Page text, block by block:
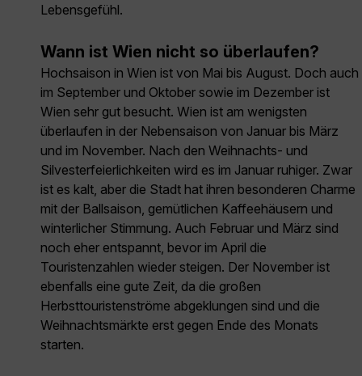
Lebensgefühl.
Wann ist Wien nicht so überlaufen?
Hochsaison in Wien ist von Mai bis August. Doch auch
im September und Oktober sowie im Dezember ist
Wien sehr gut besucht. Wien ist am wenigsten
überlaufen in der Nebensaison von Januar bis März
und im November. Nach den Weihnachts- und
Silvesterfeierlichkeiten wird es im Januar ruhiger. Zwar
ist es kalt, aber die Stadt hat ihren besonderen Charme
mit der Ballsaison, gemütlichen Kaffeehäusern und
winterlicher Stimmung. Auch Februar und März sind
noch eher entspannt, bevor im April die
Touristenzahlen wieder steigen. Der November ist
ebenfalls eine gute Zeit, da die großen
Herbsttouristenströme abgeklungen sind und die
Weihnachtsmärkte erst gegen Ende des Monats
starten.